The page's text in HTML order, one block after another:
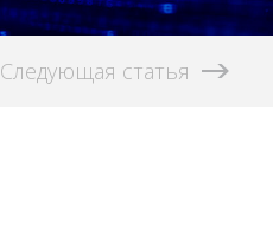
Следующая статья